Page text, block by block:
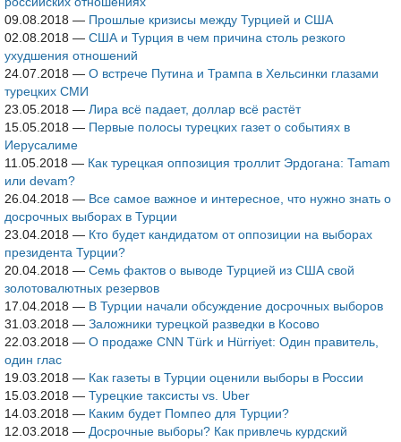
09.08.2018 — Прошлые кризисы между Турцией и США
02.08.2018 — США и Турция в чем причина столь резкого
ухудшения отношений
24.07.2018 — О встрече Путина и Трампа в Хельсинки глазами
турецких СМИ
23.05.2018 — Лира всё падает, доллар всё растёт
15.05.2018 — Первые полосы турецких газет о событиях в
Иерусалиме
11.05.2018 — Как турецкая оппозиция троллит Эрдогана: Tamam
или devam?
26.04.2018 — Все самое важное и интересное, что нужно знать о
досрочных выборах в Турции
23.04.2018 — Кто будет кандидатом от оппозиции на выборах
президента Турции?
20.04.2018 — Семь фактов о выводе Турцией из США свой
золотовалютных резервов
17.04.2018 — В Турции начали обсуждение досрочных выборов
31.03.2018 — Заложники турецкой разведки в Косово
22.03.2018 — О продаже CNN Türk и Hürriyet: Один правитель,
один глас
19.03.2018 — Как газеты в Турции оценили выборы в России
15.03.2018 — Турецкие таксисты vs. Uber
14.03.2018 — Каким будет Помпео для Турции?
12.03.2018 — Досрочные выборы? Как привлечь курдский